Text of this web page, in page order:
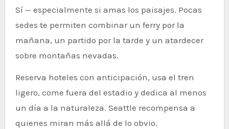
Sí — especialmente si amas los paisajes. Pocas
sedes te permiten combinar un ferry por la
mañana, un partido por la tarde y un atardecer
sobre montañas nevadas.
Reserva hoteles con anticipación, usa el tren
ligero, come fuera del estadio y dedica al menos
un día a la naturaleza. Seattle recompensa a
quienes miran más allá de lo obvio.